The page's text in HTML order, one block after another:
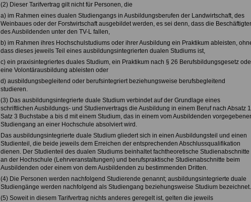
(2) Dieser Tarifvertrag gilt nicht für Personen, die
a) im Rahmen eines dualen Studiengangs in Ausbildungsberufen der Landwirtschaft, des
Weinbaues oder der Forstwirtschaft ausgebildet werden, es sei denn, dass die
des Ausbildenden unter den TV-L fallen,
b) im Rahmen ihres Hochschulstudiums oder ihrer Ausbildung ein Praktikum ableisten,
dass dieses jeweils Teil eines ausbildungsintegrierten dualen Studiums ist,
c) ein praxisintegriertes duales Studium, ein Praktikum nach § 26 Berufsbildungsgesetz
eine Volontärausbildung ableisten oder
d) ausbildungsbegleitend oder berufsintegriert beziehungsweise berufsbegleitend
studieren.
(3) Das ausbildungsintegrierte duale Studium verbindet auf der Grundlage eines
schriftlichen Ausbildungs- und Studienvertrags die Ausbildung in einem Beruf nach Absatz 1
Satz 3 Buchstabe a bis d mit einem Studium, das in einem vom Ausbildenden
Studiengang an einer Hochschule absolviert wird.
Das ausbildungsintegrierte duale Studium gliedert sich in einen Ausbildungsteil und einen
Studienteil, die beide jeweils dem Erreichen der entsprechenden Abschlussqualifikation
dienen. Der Studienteil des dualen Studiums beinhaltet fachtheoretische Studienabschnitte
an der Hochschule (Lehrveranstaltungen) und berufspraktische Studienabschnitte beim
Ausbildenden oder einem von dem Ausbildenden zu bestimmenden Dritten.
(4) Die Personen werden nachfolgend Studierende genannt; ausbildungsintegrierte duale
Studiengänge werden nachfolgend als Studiengang beziehungsweise Studium bezeichnet.
(5) Soweit in diesem Tarifvertrag nichts anderes geregelt ist, gelten die jeweils